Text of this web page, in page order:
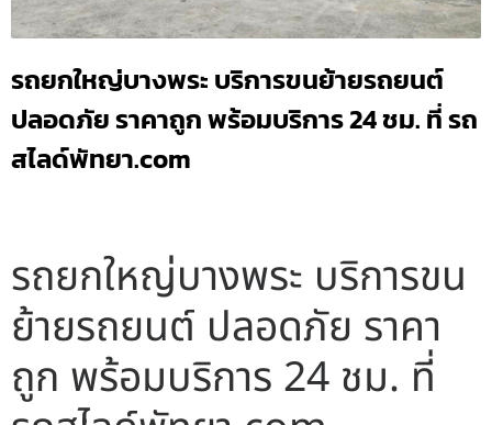
รถยกใหญ่บางพระ บริการขนย้ายรถยนต์
ปลอดภัย ราคาถูก พร้อมบริการ 24 ชม. ที่ รถ
สไลด์พัทยา.com
รถยกใหญ่บางพระ บริการขน
ย้ายรถยนต์ ปลอดภัย ราคา
ถูก พร้อมบริการ 24 ชม. ที่